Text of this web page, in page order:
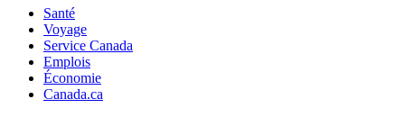
Santé
Voyage
Service Canada
Emplois
Économie
Canada.ca